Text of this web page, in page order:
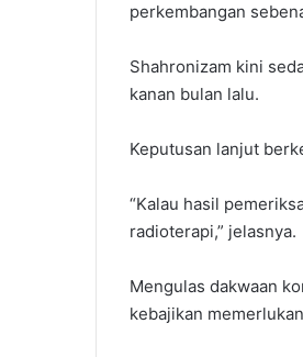
perkembangan
Shahronizam kini
kanan bulan lalu.
Keputusan lanjut
“Kalau hasil
radioterapi,” jelasnya.
Mengulas dakwaan
kebajikan